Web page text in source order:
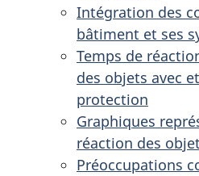
Intégration des
bâtiment et ses
Temps de
des objets avec
protection
Graphiques
réaction des
Préoccupations